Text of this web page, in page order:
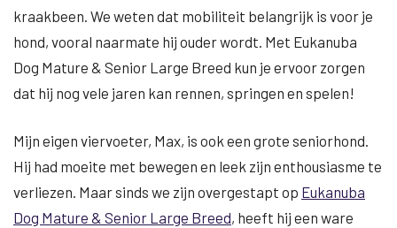
kraakbeen. We weten dat mobiliteit belangrijk is voor je
hond, vooral naarmate hij ouder wordt. Met Eukanuba
Dog Mature & Senior Large Breed kun je ervoor zorgen
dat hij nog vele jaren kan rennen, springen en spelen!
Mijn eigen viervoeter, Max, is ook een grote seniorhond.
Hij had moeite met bewegen en leek zijn enthousiasme te
verliezen. Maar sinds we zijn overgestapt op Eukanuba
Dog Mature & Senior Large Breed, heeft hij een ware